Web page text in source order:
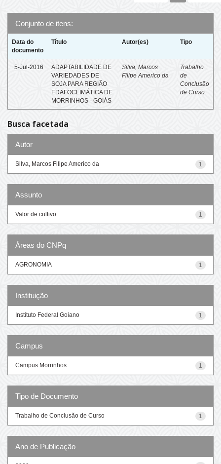
Conjunto de itens:
Data do
documento
Título Autor(es) Tipo
5-Jul-2016
ADAPTABILIDADE DE
VARIEDADES DE
SOJA PARA REGIÃO
EDAFOCLIMÁTICA DE
MORRINHOS - GOIÁS
Silva, Marcos
Filipe Americo da
Trabalho
de
Conclusão
de Curso
Busca facetada
Autor
1
Silva, Marcos Filipe Americo da
Assunto
1
Valor de cultivo
Áreas do CNPq
1
AGRONOMIA
Instituição
1
Instituto Federal Goiano
Campus
1
Campus Morrinhos
Tipo de Documento
1
Trabalho de Conclusão de Curso
Ano de Publicação